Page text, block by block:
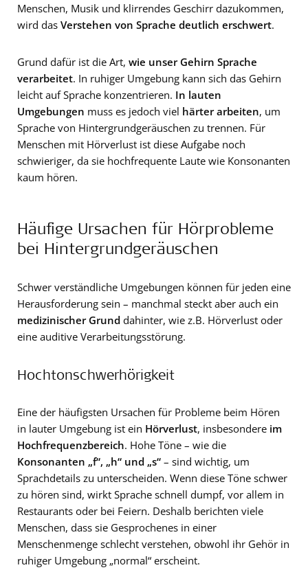
Menschen, Musik und klirrendes Geschirr dazukommen,
wird das Verstehen von Sprache deutlich erschwert.
Grund dafür ist die Art, wie unser Gehirn Sprache
verarbeitet. In ruhiger Umgebung kann sich das Gehirn
leicht auf Sprache konzentrieren. In lauten
Umgebungen muss es jedoch viel härter arbeiten, um
Sprache von Hintergrundgeräuschen zu trennen. Für
Menschen mit Hörverlust ist diese Aufgabe noch
schwieriger, da sie hochfrequente Laute wie Konsonanten
kaum hören.
Häufige Ursachen für Hörprobleme
bei Hintergrundgeräuschen
Schwer verständliche Umgebungen können für jeden eine
Herausforderung sein – manchmal steckt aber auch ein
medizinischer Grund dahinter, wie z.B. Hörverlust oder
eine auditive Verarbeitungsstörung.
Hochtonschwerhörigkeit
Eine der häufigsten Ursachen für Probleme beim Hören
in lauter Umgebung ist ein Hörverlust, insbesondere im
Hochfrequenzbereich. Hohe Töne – wie die
Konsonanten „f“, „h“ und „s“ – sind wichtig, um
Sprachdetails zu unterscheiden. Wenn diese Töne schwer
zu hören sind, wirkt Sprache schnell dumpf, vor allem in
Restaurants oder bei Feiern. Deshalb berichten viele
Menschen, dass sie Gesprochenes in einer
Menschenmenge schlecht verstehen, obwohl ihr Gehör in
ruhiger Umgebung „normal“ erscheint.